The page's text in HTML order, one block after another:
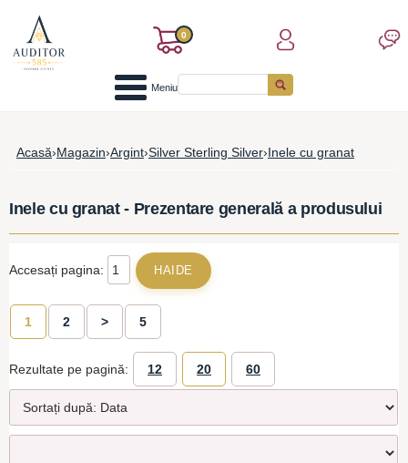
0
Meniu
Acasă›Magazin›Argint›Silver Sterling Silver›Inele cu granat
Inele cu granat - Prezentare generală a produsului
Accesați pagina:
1 2 > 5
Rezultate pe pagină: 12 20 60